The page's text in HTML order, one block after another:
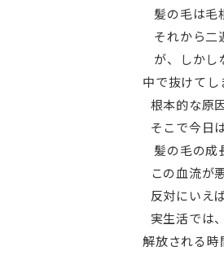
髪の毛は毛
それから二
が、しかし
中で抜けてし
根本的な原
そこで今日
髪の毛の成
この血流が
反対にいえ
実生活では
解放される時